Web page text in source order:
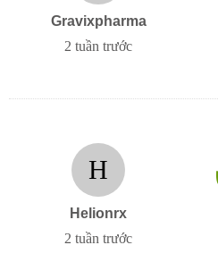
Gravixpharma
2 tuần trước
H
Helionrx
2 tuần trước